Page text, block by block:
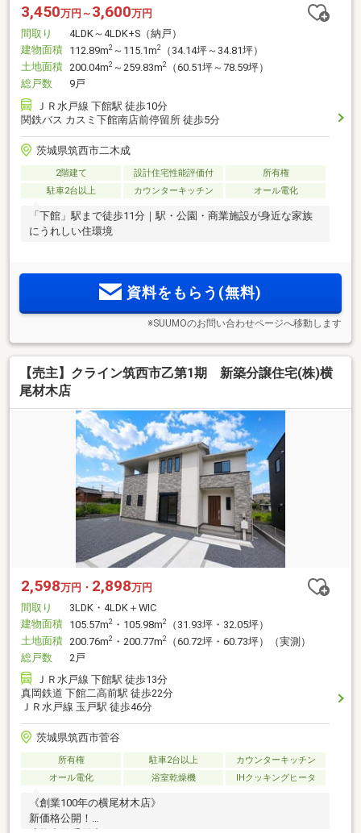
3,450万円～ 3,600万円
間取り
4LDK～4LDK+S（納戸）
建物面積 112.89m2 ～115.1m2
（34.14坪～34.81坪）
土地面積 200.04m2 ～259.83m2
（60.51坪～78.59坪）
総戸数
9戸
ＪＲ水戸線 下館駅 徒歩10分
関鉄バス カスミ下館南店前停留所 徒歩5分
茨城県筑西市二木成
2階建て 設計住宅性能評価付
所有権
駐車2台以上
カウンターキッチン オール電化
「下館」駅まで徒歩11分｜駅・公園・商業施設が身近な家族
にうれしい住環境
資料をもらう(無料)
※SUUMOのお問い合わせページへ移動します
【売主】クライン筑西市乙第1期 新築分譲住宅(株)横
尾材木店
2,598万円・ 2,898万円
間取り
3LDK・4LDK＋WIC
建物面積 105.57m2 ・105.98m2
（31.93坪・32.05坪）
土地面積 200.76m2 ・200.77m2
（60.72坪・60.73坪）（実測）
総戸数
2戸
ＪＲ水戸線 下館駅 徒歩13分
真岡鉄道 下館二高前駅 徒歩22分
ＪＲ水戸線 玉戸駅 徒歩46分
茨城県筑西市菅谷
所有権 駐車2台以上
カウンターキッチン
オール電化
浴室乾燥機 IHクッキングヒータ
《創業100年の横尾材木店》
新価格公開！